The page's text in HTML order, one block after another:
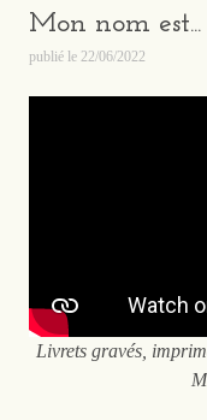
Mon nom est...
publié le 22/06/2022
Livrets gravés,